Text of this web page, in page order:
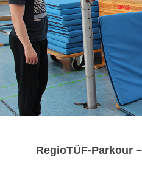
RegioTÜF-Parkour